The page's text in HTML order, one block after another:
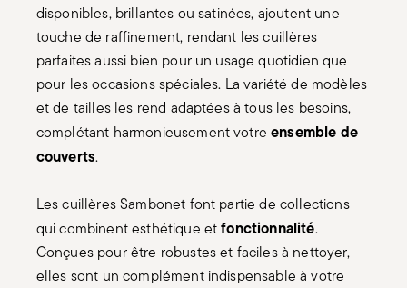
disponibles, brillantes ou satinées, ajoutent une
touche de raffinement, rendant les cuillères
parfaites aussi bien pour un usage quotidien que
pour les occasions spéciales. La variété de modèles
et de tailles les rend adaptées à tous les besoins,
complétant harmonieusement votreensemble de
couverts.
Les cuillères Sambonet font partie de collections
qui combinent esthétique etfonctionnalité.
Conçues pour être robustes et faciles à nettoyer,
elles sont un complément indispensable à votre